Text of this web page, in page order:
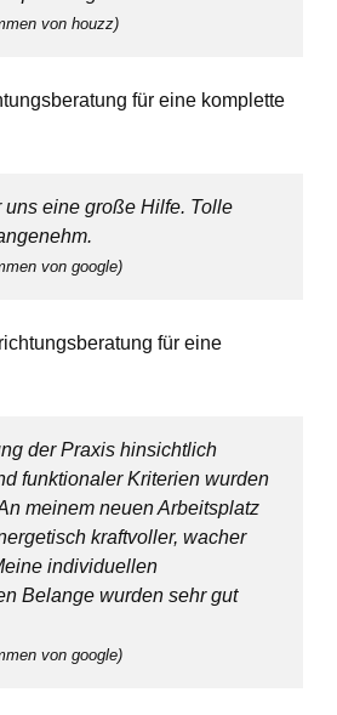
von houzz)
für eine komplette
uns eine große Hilfe. Tolle
von google)
für eine
der Praxis hinsichtlich
funktionaler Kriterien wurden
meinem neuen Arbeitsplatz
kraftvoller, wacher
individuellen
Belange wurden sehr gut
von google)